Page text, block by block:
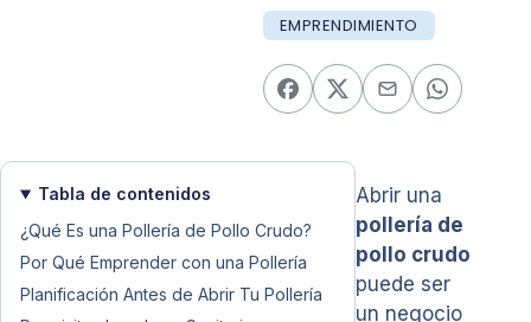
EMPRENDIMIENTO
Tabla de contenidos
¿Qué Es una Pollería de Pollo Crudo?
Por Qué Emprender con una Pollería
Planificación Antes de Abrir Tu Pollería
Abrir una
pollería de
pollo crudo
puede ser
un negocio